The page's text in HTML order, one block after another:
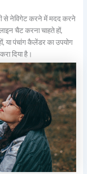
से नेविगेट करने में मदद करने
चैट करना चाहते हों,
या पंचांग कैलेंडर का उपयोग
दिया है।